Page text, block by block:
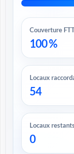
Couverture
100 %
Locaux
54
Locaux
0